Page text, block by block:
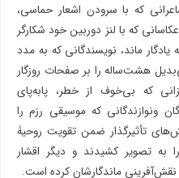
که با سرودن اشعار حماسی،
که با لنز دوربین خود شکارگر
ماند، نویسندگانی که به مدد
هشت‌ساله را بر صفحات روزگار
که بی‌خوف از خطر، پا‌به‌پای
ونوازندگانی که موسیقی رزم را
تأثیرگذار ضمن تقویت روحیۀ
به تصویر کشیدند و دیگر اقشار
نقش‌آفرینی ماندگارشان کرده است.